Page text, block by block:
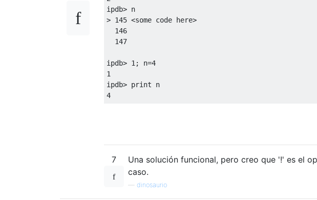
ipdb> n
> 145 <some code here>
146
147
ipdb> 1 ; n=4
1
ipdb> print
4
7
Una solución funcional, pero creo que '!' es el
caso.
dinosaurio